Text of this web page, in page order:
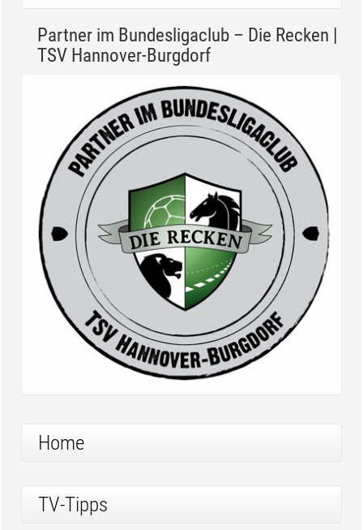
Partner im Bundesligaclub – Die Recken |
TSV Hannover-Burgdorf
Home
TV-Tipps